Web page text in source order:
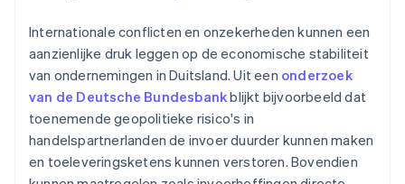
Internationale conflicten en onzekerheden kunnen een
aanzienlijke druk leggen op de economische stabiliteit
van ondernemingen in Duitsland. Uit een onderzoek
van de Deutsche Bundesbankblijkt bijvoorbeeld dat
toenemende geopolitieke risico's in
handelspartnerlanden de invoer duurder kunnen maken
en toeleveringsketens kunnen verstoren. Bovendien